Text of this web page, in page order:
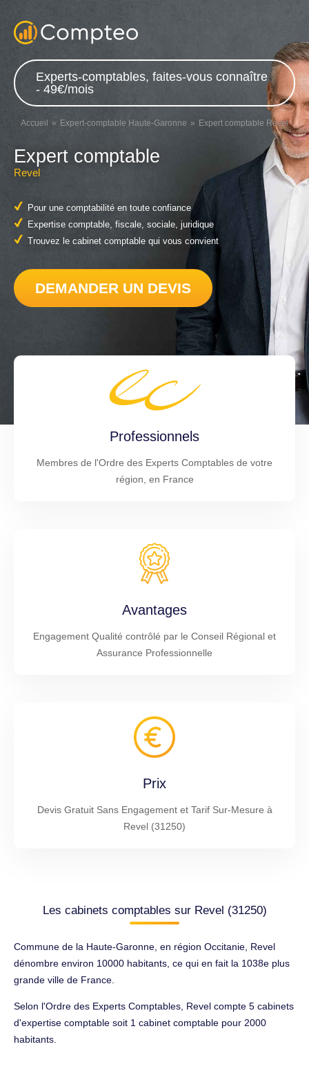
Experts-comptables, faites-vous connaître
- 49€/mois
Accueil Expert-comptable Haute-Garonne Expert comptable Revel
Expert comptable
Revel
Pour une comptabilité en toute confiance
Expertise comptable, fiscale, sociale, juridique
Trouvez le cabinet comptable qui vous convient
DEMANDER UN DEVIS
Professionnels
Membres de l'Ordre des Experts Comptables de votre
région, en France
Avantages
Engagement Qualité contrôlé par le Conseil Régional et
Assurance Professionnelle
Prix
Devis Gratuit Sans Engagement et Tarif Sur-Mesure à
Revel (31250)
Les cabinets comptables sur Revel (31250)
Commune de la Haute-Garonne, en région Occitanie, Revel
dénombre environ 10000 habitants, ce qui en fait la 1038e plus
grande ville de France.
Selon l'Ordre des Experts Comptables, Revel compte 5 cabinets
d'expertise comptable soit 1 cabinet comptable pour 2000
habitants.